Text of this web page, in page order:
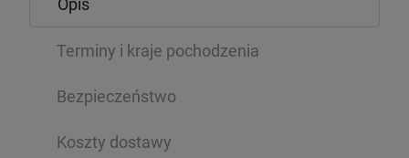
Opis
Terminy i kraje pochodzenia
Bezpieczeństwo
Koszty dostawy